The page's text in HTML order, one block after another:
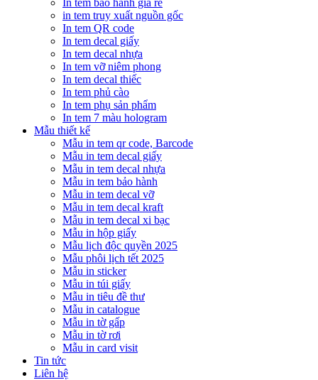
in tem truy xuất nguồn gốc
In tem QR code
In tem decal giấy
In tem decal nhựa
In tem vỡ niêm phong
In tem decal thiếc
In tem phủ cào
In tem phụ sản phẩm
In tem 7 màu hologram
Mẫu thiết kế
Mẫu in tem qr code, Barcode
Mẫu in tem decal giấy
Mẫu in tem decal nhựa
Mẫu in tem bảo hành
Mẫu in tem decal vỡ
Mẫu in tem decal kraft
Mẫu in tem decal xi bạc
Mẫu in hộp giấy
Mẫu lịch độc quyền 2025
Mẫu phôi lịch tết 2025
Mẫu in sticker
Mẫu in túi giấy
Mẫu in tiêu đề thư
Mẫu in catalogue
Mẫu in tờ gấp
Mẫu in tờ rơi
Mẫu in card visit
Tin tức
Liên hệ